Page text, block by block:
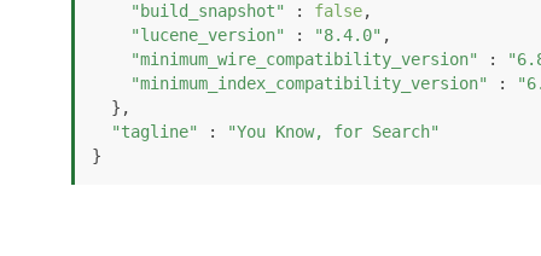
"build_snapshot"
: false,
"lucene_version"
: "8.4.0" ,
"minimum_wire_compatibility_version"
:
"minimum_index_compatibility_version"
:
"tagline"
:
"You Know, for Search"
}